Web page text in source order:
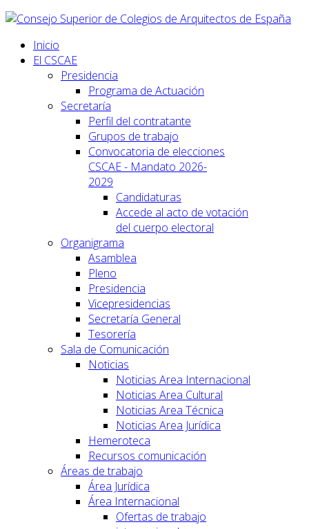
Inicio
El CSCAE
Presidencia
Programa de Actuación
Secretaría
Perfil del contratante
Grupos de trabajo
Convocatoria de elecciones
CSCAE - Mandato 2026-
2029
Candidaturas
Accede al acto de votación
del cuerpo electoral
Organigrama
Asamblea
Pleno
Presidencia
Vicepresidencias
Secretaría General
Tesorería
Sala de Comunicación
Noticias
Noticias Area Internacional
Noticias Area Cultural
Noticias Area Técnica
Noticias Area Jurídica
Hemeroteca
Recursos comunicación
Áreas de trabajo
Área Jurídica
Área Internacional
Ofertas de trabajo